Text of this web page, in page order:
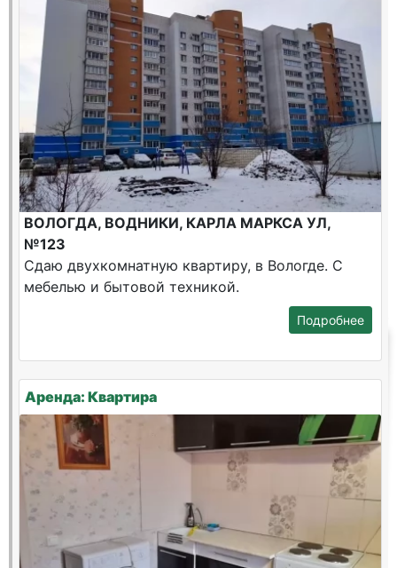
ВОЛОГДА, ВОДНИКИ, КАРЛА МАРКСА УЛ,
№123
Сдаю двухкомнатную квартиру, в Вологде. С
мебелью и бытовой техникой.
Подробнее
Аренда: Квартира